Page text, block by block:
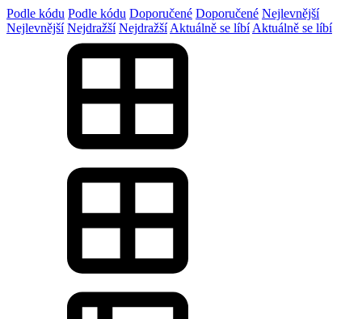
Podle kódu Podle kódu Doporučené Doporučené Nejlevnější
Nejlevnější Nejdražší Nejdražší Aktuálně se líbí Aktuálně se líbí